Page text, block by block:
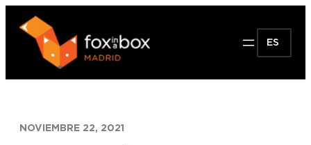
Saltar
contenido
ES
NOVIEMBRE 22, 2021